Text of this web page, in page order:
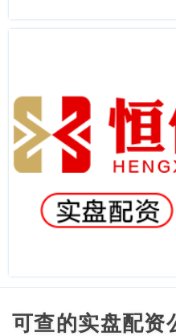
可查的实盘配资